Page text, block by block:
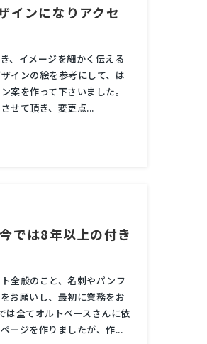
インになりアクセ
、イメージを細かく伝える
インの絵を参考にして、は
案を作って下さいました。
せて頂き、変更点...
では8年以上の付き
全般のこと、名刺やパンフ
お願いし、最初に業務をお
は全てオルトベースさんに依
ージを作りましたが、作...